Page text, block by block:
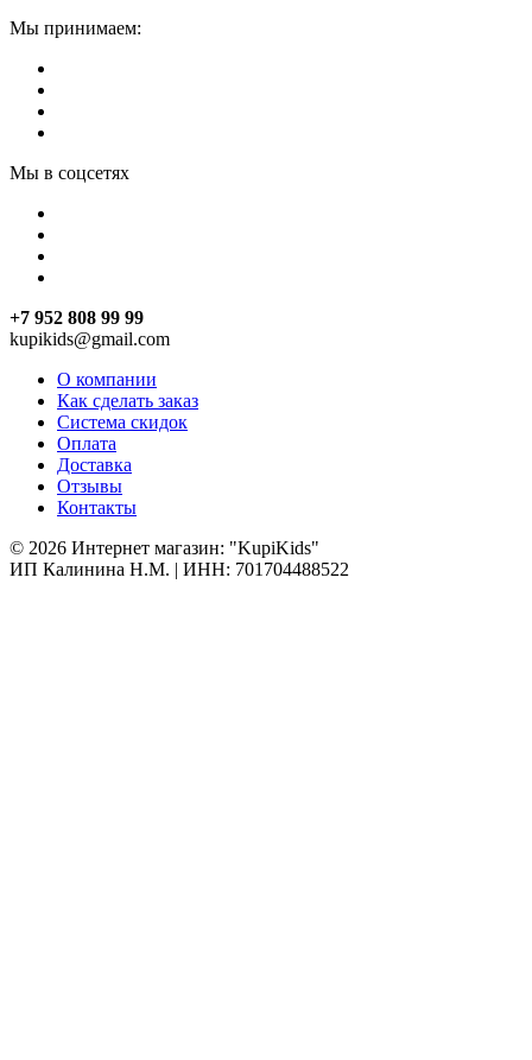
Мы принимаем:
Мы в соцсетях
+7 952 808 99 99
kupikids@gmail.com
О компании
Как сделать заказ
Система скидок
Оплата
Доставка
Отзывы
Контакты
© 2026 Интернет магазин: "KupiKids"
ИП Калинина Н.М. | ИНН: 701704488522